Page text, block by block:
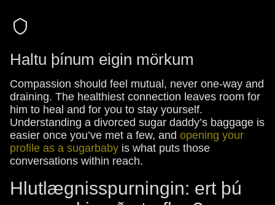
Haltu þínum eigin mörkum
Compassion should feel mutual, never one-way and
draining. The healthiest connection leaves room for
him to heal and for you to stay yourself.
Understanding a divorced sugar daddy’s baggage is
easier once you’ve met a few, and opening your
profile as a sugarbaby is what puts those
conversations within reach.
Hlutlægnisspurningin: ert þú